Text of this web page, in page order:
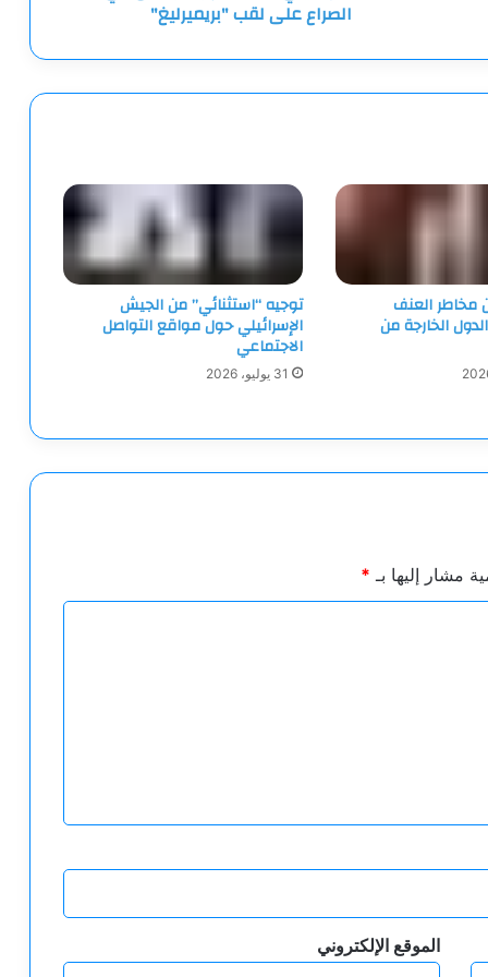
الصراع على لقب "بريميرليغ"
مخاطر العنف
الخارجة من
توجيه “استثنائي” من الجيش
الإسرائيلي حول مواقع التواصل
الاجتماعي
31 يوليو، 2026
مشار إليها بـ *
الموقع الإلكتروني